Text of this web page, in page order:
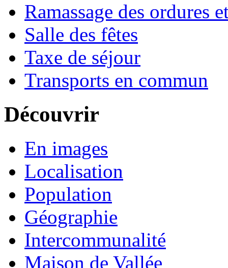
Ramassage des ordures
Salle des fêtes
Taxe de séjour
Transports en commun
Découvrir
En images
Localisation
Population
Géographie
Intercommunalité
Maison de Vallée